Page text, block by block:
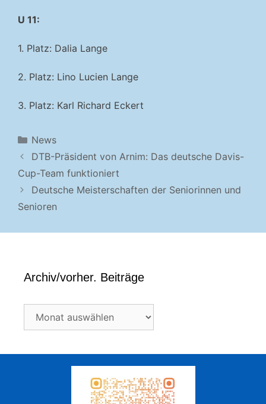
U 11:
1. Platz: Dalia Lange
2. Platz: Lino Lucien Lange
3. Platz: Karl Richard Eckert
Kategorien
News
DTB-Präsident von Arnim: Das deutsche Davis-
Cup-Team funktioniert
Deutsche Meisterschaften der Seniorinnen und
Senioren
Archiv/vorher. Beiträge
Archiv/vorher.